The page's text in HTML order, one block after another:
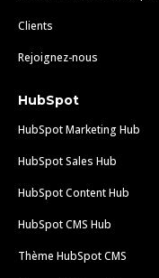
Clients
Rejoignez-nous
HubSpot
HubSpot Marketing Hub
HubSpot Sales Hub
HubSpot Content Hub
HubSpot CMS Hub
Thème HubSpot CMS